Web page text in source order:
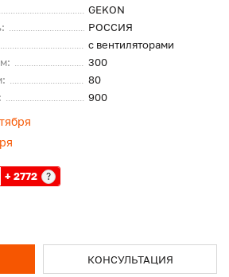
GEKON
РОССИЯ
с вентиляторами
300
80
900
+ 2772 ?
КОНСУЛЬТАЦИЯ